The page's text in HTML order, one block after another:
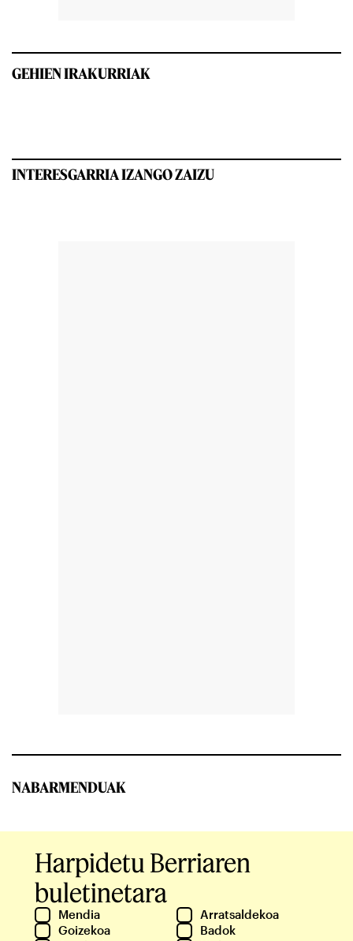
GEHIEN IRAKURRIAK
INTERESGARRIA IZANGO ZAIZU
NABARMENDUAK
Harpidetu Berriaren
buletinetara
Mendia
Arratsaldekoa
Goizekoa
Badok